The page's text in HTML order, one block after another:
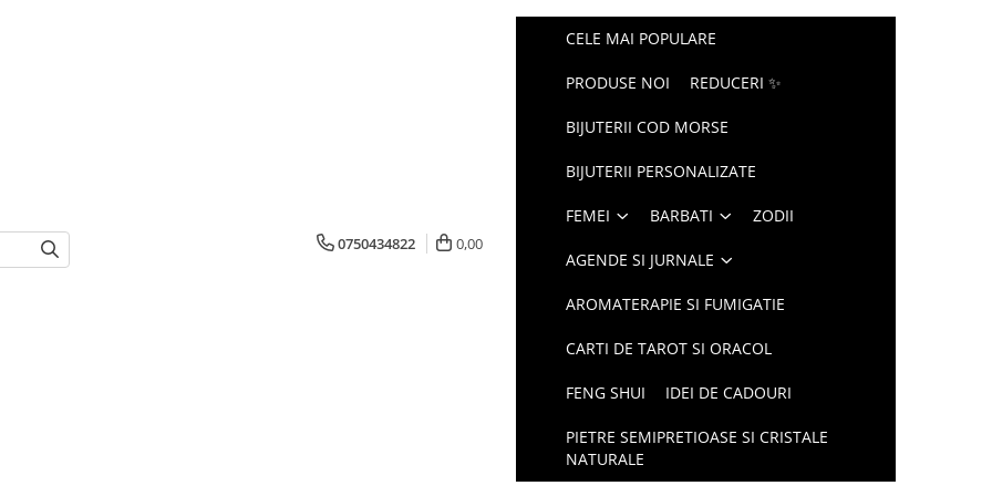
0750434822 0,00
CELE MAI POPULARE
PRODUSE NOI REDUCERI ✨
BIJUTERII COD MORSE
BIJUTERII PERSONALIZATE
FEMEI BARBATI ZODII
AGENDE SI JURNALE
AROMATERAPIE SI FUMIGATIE
CARTI DE TAROT SI ORACOL
FENG SHUI IDEI DE CADOURI
PIETRE SEMIPRETIOASE SI CRISTALE
NATURALE